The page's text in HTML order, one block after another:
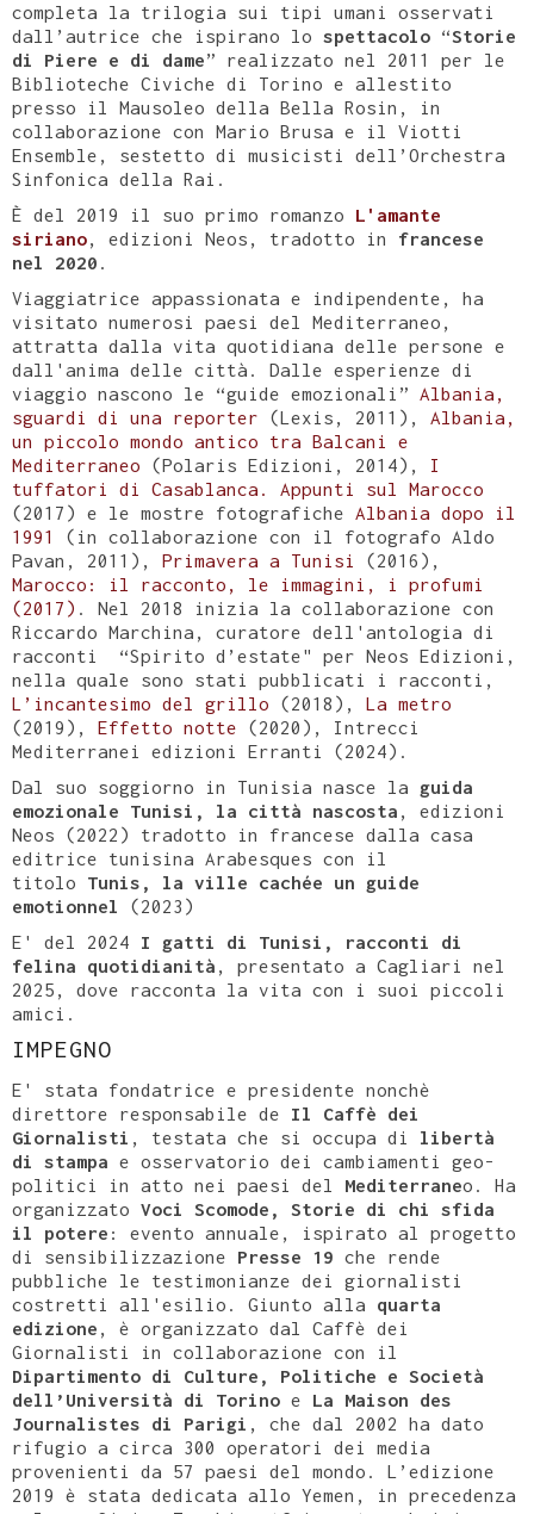
completa la trilogia sui tipi umani osservati
dall’autrice che ispirano lo spettacolo “Storie
di Piere e di dame” realizzato nel 2011 per le
Biblioteche Civiche di Torino e allestito
presso il Mausoleo della Bella Rosin, in
collaborazione con Mario Brusa e il Viotti
Ensemble, sestetto di musicisti dell’Orchestra
Sinfonica della Rai.
È del 2019 il suo primo romanzo L'amante
siriano, edizioni Neos, tradotto in francese
nel 2020 .
Viaggiatrice appassionata e indipendente, ha
visitato numerosi paesi del Mediterraneo,
attratta dalla vita quotidiana delle persone e
dall'anima delle città. Dalle esperienze di
viaggio nascono le “guide emozionali” Albania,
sguardi di una reporter (Lexis, 2011), Albania,
un piccolo mondo antico tra Balcani e
Mediterraneo (Polaris Edizioni, 2014), I
tuffatori di Casablanca. Appunti sul Marocco
(2017) e le mostre fotografiche Albania dopo il
1991
(in collaborazione con il fotografo Aldo
Pavan, 2011), Primavera a Tunisi
(2016),
Marocco: il racconto, le immagini, i profumi
(2017) . Nel 2018 inizia la collaborazione con
Riccardo Marchina, curatore dell'antologia di
racconti “Spirito d’estate" per Neos Edizioni,
nella quale sono stati pubblicati i racconti,
L’incantesimo del grillo (2018),
La metro
(2019), Effetto notte (2020), Intrecci
Mediterranei edizioni Erranti (2024).
Dal suo soggiorno in Tunisia nasce la guida
emozionale Tunisi, la città nascosta , edizioni
Neos (2022) tradotto in francese dalla casa
editrice tunisina Arabesques con il
titolo Tunis, la ville cachée un guide
emotionnel
(2023)
E' del 2024 I gatti di Tunisi, racconti di
felina quotidianità , presentato a Cagliari nel
2025, dove racconta la vita con i suoi piccoli
amici.
IMPEGNO
E' stata fondatrice e presidente nonchè
direttore responsabile de Il Caffè dei
Giornalisti , testata che si occupa di libertà
di stampa e osservatorio dei cambiamenti geo-
politici in atto nei paesi del Mediterraneo. Ha
organizzato Voci Scomode, Storie di chi sfida
il potere : evento annuale, ispirato al progetto
di sensibilizzazione Presse 19 che rende
pubbliche le testimonianze dei giornalisti
costretti all'esilio. Giunto alla quarta
edizione , è organizzato dal Caffè dei
Giornalisti in collaborazione con il
Dipartimento di Culture, Politiche e Società
dell’Università di Torino e La Maison des
Journalistes di Parigi , che dal 2002 ha dato
rifugio a circa 300 operatori dei media
provenienti da 57 paesi del mondo. L’edizione
2019 è stata dedicata allo Yemen, in precedenza